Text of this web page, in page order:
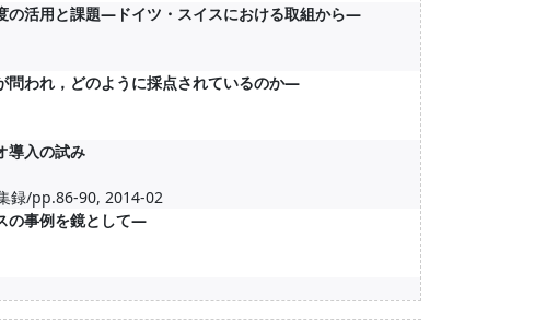
の活用と課題―ドイツ・スイスにおける取組から―
われ，どのように採点されているのか―
導入の試み
録/pp.86-90, 2014-02
の事例を鏡として―